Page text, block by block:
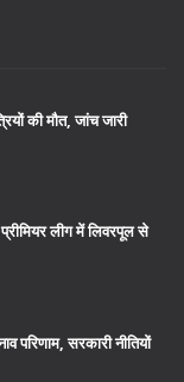
की मौत, जांच जारी
लीग में लिवरपूल से
परिणाम, सरकारी नीतियों